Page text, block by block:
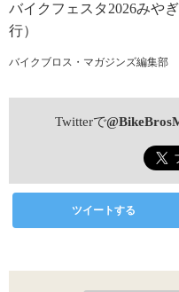
バイクフェスタ2026みや
行）
バイクブロス・マガジンズ編集部
Twitterで
ツイートする